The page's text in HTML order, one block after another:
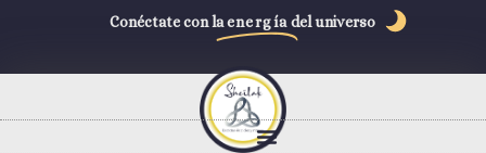
Conéctate con la energía del universo